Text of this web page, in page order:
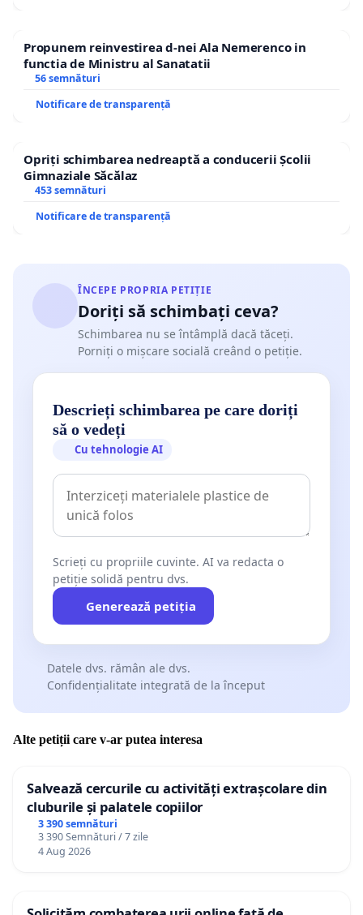
Propunem reinvestirea d-nei Ala Nemerenco in
functia de Ministru al Sanatatii
56 semnături
Notificare de transparență
Opriți schimbarea nedreaptă a conducerii Școlii
Gimnaziale Săcălaz
453 semnături
Notificare de transparență
ÎNCEPE PROPRIA PETIȚIE
Doriți să schimbați ceva?
Schimbarea nu se întâmplă dacă tăceți.
Porniți o mișcare socială creând o petiție.
Descrieți schimbarea pe care doriți
să o vedeți
Cu tehnologie AI
Scrieți cu propriile cuvinte. AI va redacta o
petiție solidă pentru dvs.
Generează petiția
Datele dvs. rămân ale dvs.
Confidențialitate integrată de la început
Alte petiții care v-ar putea interesa
Salvează cercurile cu activități extrașcolare din
cluburile și palatele copiilor
3 390 semnături
3 390 Semnături / 7 zile
4 Aug 2026